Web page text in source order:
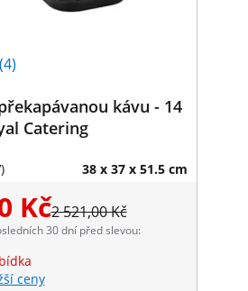
(4)
kávu - 14
Catering
38 x 37 x 51.5 cm
Kč2 521,00 Kč
30 dní před slevou:
ceny